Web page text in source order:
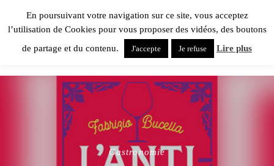
Gastronomie
En poursuivant votre navigation sur ce site, vous acceptez
l’utilisation de Cookies pour vous proposer des vidéos, des boutons
de partage et du contenu.
J'accepte Je refuse Lire plus